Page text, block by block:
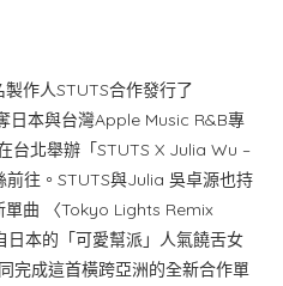
作人STUTS合作發行了
日本與台灣Apple Music R&B專
台北舉辦「STUTS X Julia Wu –
往。STUTS與Julia 吳卓源也持
單曲 〈Tokyo Lights Remix
本的「可愛幫派」人氣饒舌女
完成這首橫跨亞洲的全新合作單